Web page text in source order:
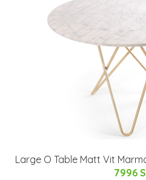
Large O Table Matt Vit
7996